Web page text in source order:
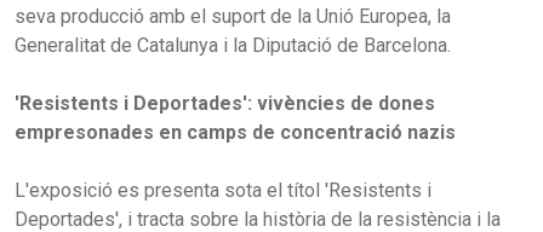
seva producció amb el suport de la Unió Europea, la
Generalitat de Catalunya i la Diputació de Barcelona.
'Resistents i Deportades': vivències de dones
empresonades en camps de concentració nazis
L'exposició es presenta sota el títol 'Resistents i
Deportades', i tracta sobre la història de la resistència i la